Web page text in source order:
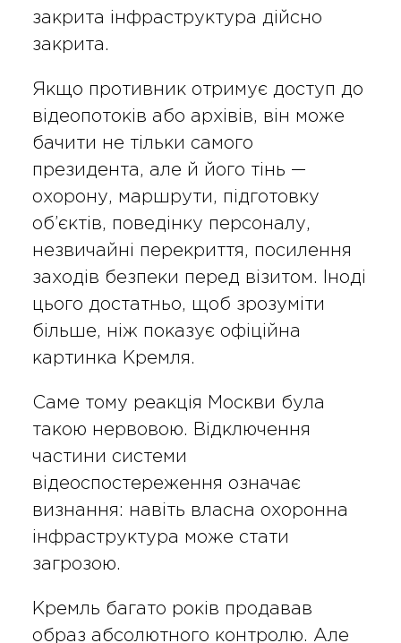
закрита інфраструктура дійсно
закрита.
Якщо противник отримує доступ до
відеопотоків або архівів, він може
бачити не тільки самого
президента, але й його тінь —
охорону, маршрути, підготовку
об’єктів, поведінку персоналу,
незвичайні перекриття, посилення
заходів безпеки перед візитом. Іноді
цього достатньо, щоб зрозуміти
більше, ніж показує офіційна
картинка Кремля.
Саме тому реакція Москви була
такою нервовою. Відключення
частини системи
відеоспостереження означає
визнання: навіть власна охоронна
інфраструктура може стати
загрозою.
Кремль багато років продавав
образ абсолютного контролю. Але